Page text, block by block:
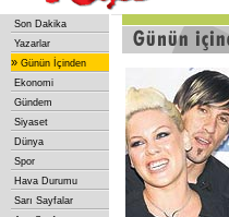
Son Dakika
Yazarlar
» Günün İçinden
Ekonomi
Gündem
Siyaset
Dünya
Spor
Hava Durumu
Sarı Sayfalar